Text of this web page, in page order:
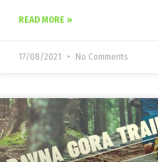
READ MORE »
17/08/2021 No Comments